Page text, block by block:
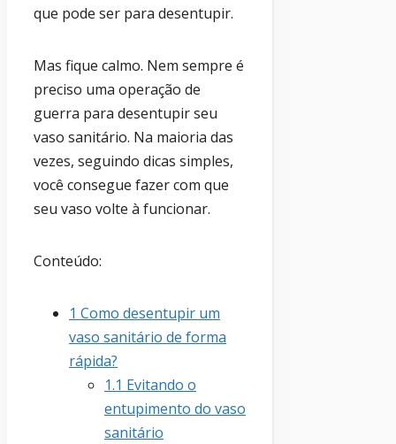
que pode ser para desentupir.
Mas fique calmo. Nem sempre é
preciso uma operação de
guerra para desentupir seu
vaso sanitário. Na maioria das
vezes, seguindo dicas simples,
você consegue fazer com que
seu vaso volte à funcionar.
Conteúdo:
1 Como desentupir um
vaso sanitário de forma
rápida?
1.1 Evitando o
entupimento do vaso
sanitário